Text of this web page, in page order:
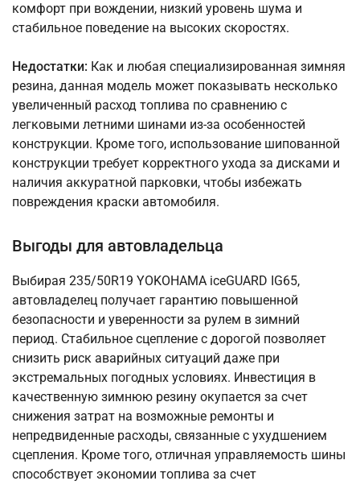
комфорт при вождении, низкий уровень шума и
стабильное поведение на высоких скоростях.
Недостатки: Как и любая специализированная зимняя
резина, данная модель может показывать несколько
увеличенный расход топлива по сравнению с
легковыми летними шинами из-за особенностей
конструкции. Кроме того, использование шипованной
конструкции требует корректного ухода за дисками и
наличия аккуратной парковки, чтобы избежать
повреждения краски автомобиля.
Выгоды для автовладельца
Выбирая 235/50R19 YOKOHAMA iceGUARD IG65,
автовладелец получает гарантию повышенной
безопасности и уверенности за рулем в зимний
период. Стабильное сцепление с дорогой позволяет
снизить риск аварийных ситуаций даже при
экстремальных погодных условиях. Инвестиция в
качественную зимнюю резину окупается за счет
снижения затрат на возможные ремонты и
непредвиденные расходы, связанные с ухудшением
сцепления. Кроме того, отличная управляемость шины
способствует экономии топлива за счет